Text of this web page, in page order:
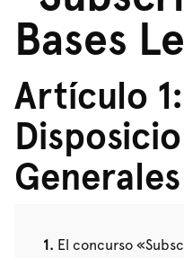
Bases
Artículo 1:
Generales
El concurso